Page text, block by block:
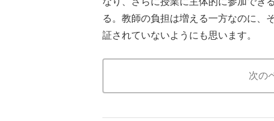
る。教師の負担は増える一方なのに、
証されていないようにも思います。
次の